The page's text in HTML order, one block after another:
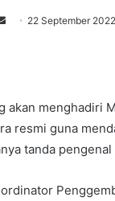
e
m
i
22 September 2022
akan menghadiri
resmi guna
tanda